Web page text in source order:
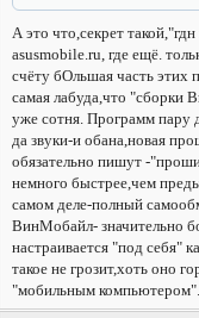
А это что,секрет такой,"гдн
asusmobile.ru, где ещё.
счёту бОльшая часть этих
самая лабуда,что "сборки
уже сотня. Программ пару
да звуки-и обана,новая
обязательно пишут -
немного быстрее,чем
самом деле-полный
ВинМобайл- значительно
настраивается "под себя"
такое не грозит,хоть оно
"мобильным компьютером".